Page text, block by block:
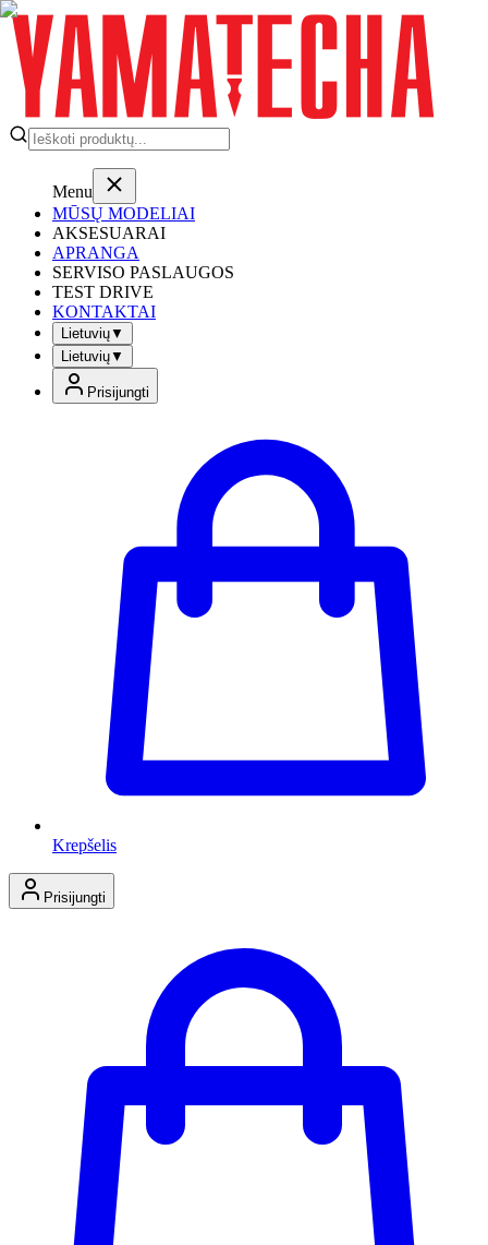
Menu
MŪSŲ MODELIAI
AKSESUARAI
APRANGA
SERVISO PASLAUGOS
TEST DRIVE
KONTAKTAI
Lietuvių▼
Lietuvių▼
Prisijungti
Krepšelis
Prisijungti